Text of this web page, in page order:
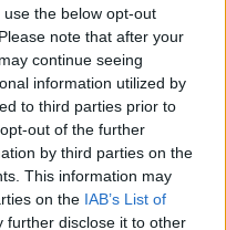
the below opt-out
note that after your
continue seeing
information utilized by
to third parties prior to
out of the further
by third parties on the
This information may
on the IAB’s List of
further disclose it to other